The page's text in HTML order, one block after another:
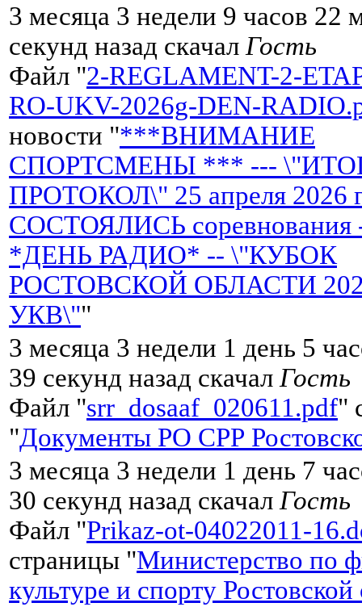
3 месяца 3 недели 9 часов 22
секунд назад скачал Гость
Файл "2-REGLAMENT-2-
RO-UKV-2026g-DEN-
новости "***ВНИМАНИЕ
СПОРТСМЕНЫ *** ---
ПРОТОКОЛ\" 25 апреля 2026
СОСТОЯЛИСЬ
*ДЕНЬ РАДИО* -- \"КУБОК
РОСТОВСКОЙ ОБЛАСТИ 2026
УКВ\""
3 месяца 3 недели 1 день 5
39 секунд назад скачал Гость
Файл "srr_dosaaf_020611.pdf"
"Документы РО СРР
3 месяца 3 недели 1 день 7
30 секунд назад скачал Гость
Файл "Prikaz-ot-04022011-
страницы "Министерство по
культуре и спорту Ростовской